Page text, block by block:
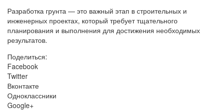
Разработка грунта — это важный этап в строительных и
инженерных проектах, который требует тщательного
планирования и выполнения для достижения необходимых
результатов.
Поделиться:
Facebook
Twitter
Вконтакте
Одноклассники
Google+